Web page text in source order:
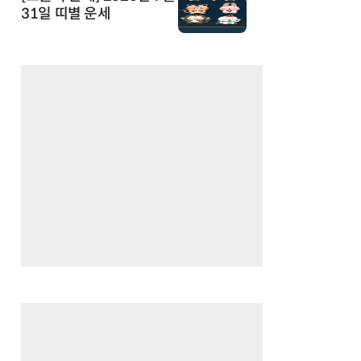
31일 띠별 운세